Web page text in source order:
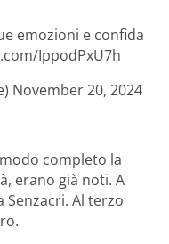
emozioni e confida
IppodPxU7h
November 20, 2024
completo la
erano già noti. A
Al terzo